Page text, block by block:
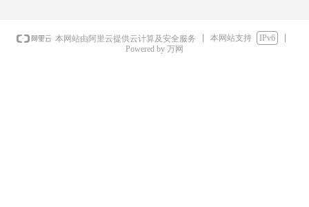
本网站由阿里云提供云计算及安全服务 本网站支持
IPv6
Powered by 万网